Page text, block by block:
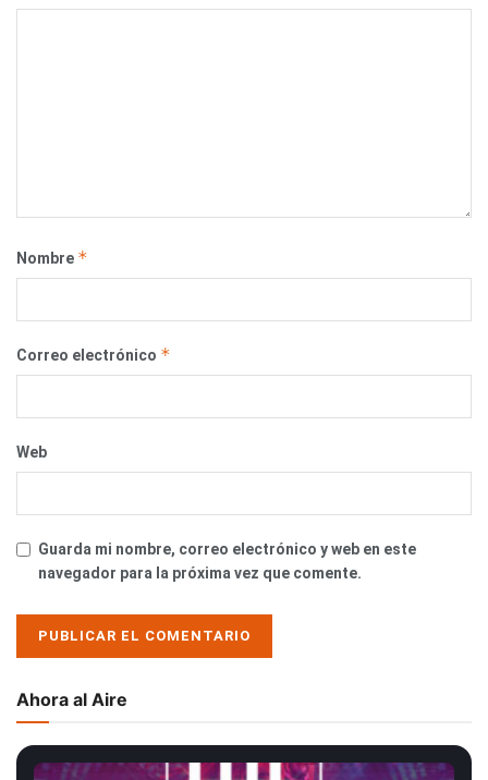
Nombre *
Correo electrónico *
Web
Guarda mi nombre, correo electrónico y web en este
navegador para la próxima vez que comente.
Ahora al Aire